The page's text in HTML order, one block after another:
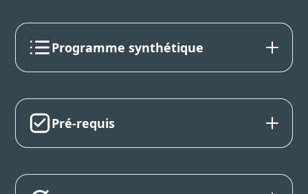
Programme synthétique
Pré-requis